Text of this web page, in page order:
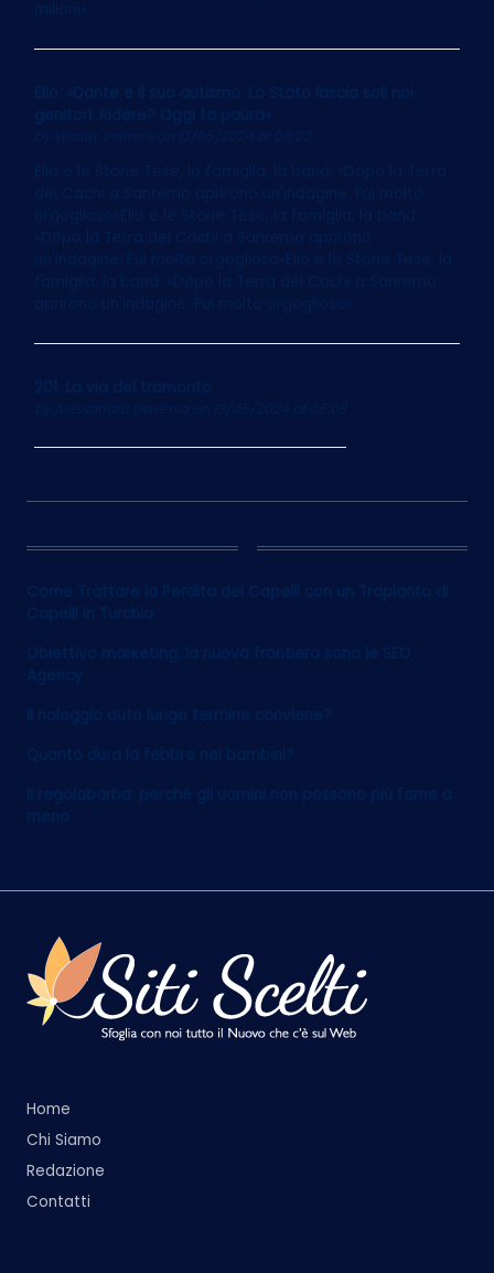
Elio: «Dante e il suo autismo. Lo Stato lascia soli noi
genitori. Ridere? Oggi fa paura»
Walter Veltroni on 13/05/2024 at 06:03
Elio e le Storie Tese, la famiglia, la band. «Dopo la Terra
dei Cachi a Sanremo aprirono un'indagine. Fui molto
orgoglioso»Elio e le Storie Tese, la famiglia, la band.
«Dopo la Terra dei Cachi a Sanremo aprirono
un'indagine. Fui molto orgoglioso»Elio e le Storie Tese, la
famiglia, la band. «Dopo la Terra dei Cachi a Sanremo
aprirono un'indagine. Fui molto orgoglioso»
201. La via del tramonto
on 13/05/2024 at 06:03
12
Come Trattare la Perdita dei Capelli con un Trapianto di
Capelli in Turchia
Obiettivo marketing: la nuova frontiera sono le SEO
Agency
Il noleggio auto lungo termine conviene?
Quanto dura la febbre nei bambini?
Il regolabarba: perché gli uomini non possono più farne a
meno
Home
Chi Siamo
Redazione
Contatti